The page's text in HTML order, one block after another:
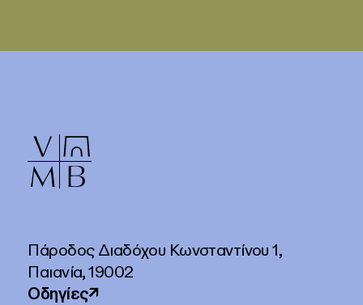
Πάροδος Διαδόχου Κωνσταντίνου 1,
Παιανία, 19002
Οδηγίες↗